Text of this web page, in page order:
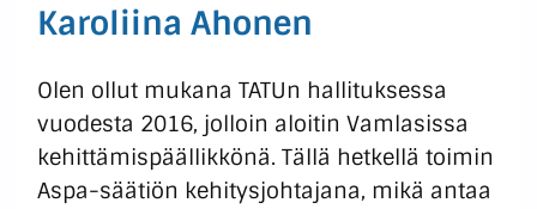
Karoliina Ahonen
Olen ollut mukana TATUn hallituksessa
vuodesta 2016, jolloin aloitin Vamlasissa
kehittämispäällikkönä. Tällä hetkellä toimin
Aspa-säätiön kehitysjohtajana, mikä antaa